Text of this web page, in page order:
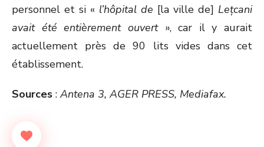
personnel et si « l’hôpital de [la ville de] Lețcani
avait été entièrement ouvert», car il y aurait
actuellement près de 90 lits vides dans cet
établissement.
Sources : Antena 3, AGER PRESS, Mediafax.